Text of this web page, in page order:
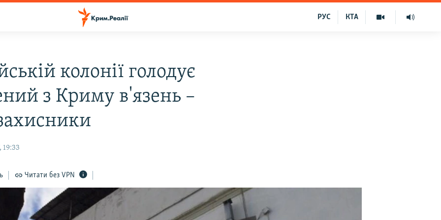
КТА
РУС
колонії голодує
з Криму в'язень –
19:33
Читати без VPN